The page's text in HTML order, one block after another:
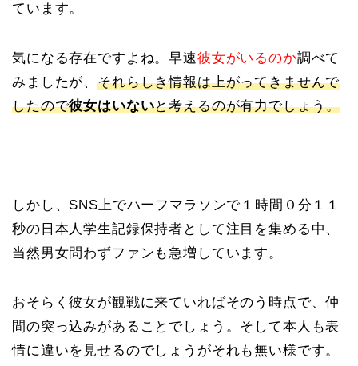
ています。
気になる存在ですよね。早速彼女がいるのか調べて
みましたが、それらしき情報は上がってきませんで
したので彼女はいないと考えるのが有力でしょう。
しかし、SNS上でハーフマラソンで１時間０分１１
秒の日本人学生記録保持者として注目を集める中、
当然男女問わずファンも急増しています。
おそらく彼女が観戦に来ていればそのう時点で、仲
間の突っ込みがあることでしょう。そして本人も表
情に違いを見せるのでしょうがそれも無い様です。